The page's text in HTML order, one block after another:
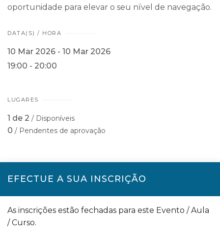
oportunidade para elevar o seu nível de navegação.
DATA(S) / HORA
10 Mar 2026 - 10 Mar 2026
19:00 - 20:00
LUGARES
1 de 2 / Disponíveis
0 / Pendentes de aprovação
EFECTUE A SUA INSCRIÇÃO
As inscrições estão fechadas para este Evento / Aula
/ Curso.